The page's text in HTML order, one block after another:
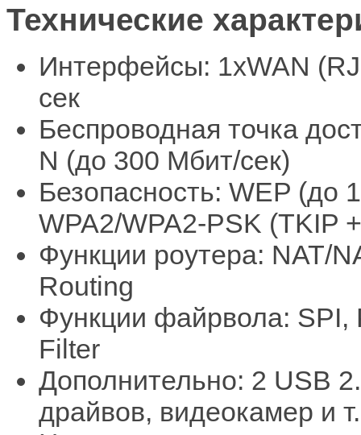
Технические
Интерфейсы: 1xWAN
сек
Беспроводная точка
N (до 300 Мбит/сек)
Безопасность: WEP (до
WPA2/WPA2-PSK (TKIP
Функции роутера: NAT/
Routing
Функции файрвола: SPI,
Filter
Дополнительно: 2 USB
драйвов, видеокамер и